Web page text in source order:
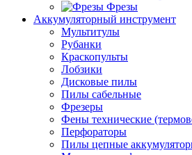
Фрезы
Аккумуляторный инструмент
Мультитулы
Рубанки
Краскопульты
Лобзики
Дисковые пилы
Пилы сабельные
Фрезеры
Фены технические
Перфораторы
Пилы цепные